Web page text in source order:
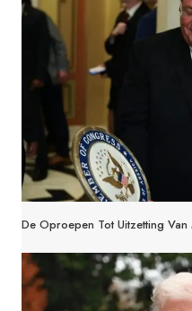
De Oproepen Tot Uitzetting Van